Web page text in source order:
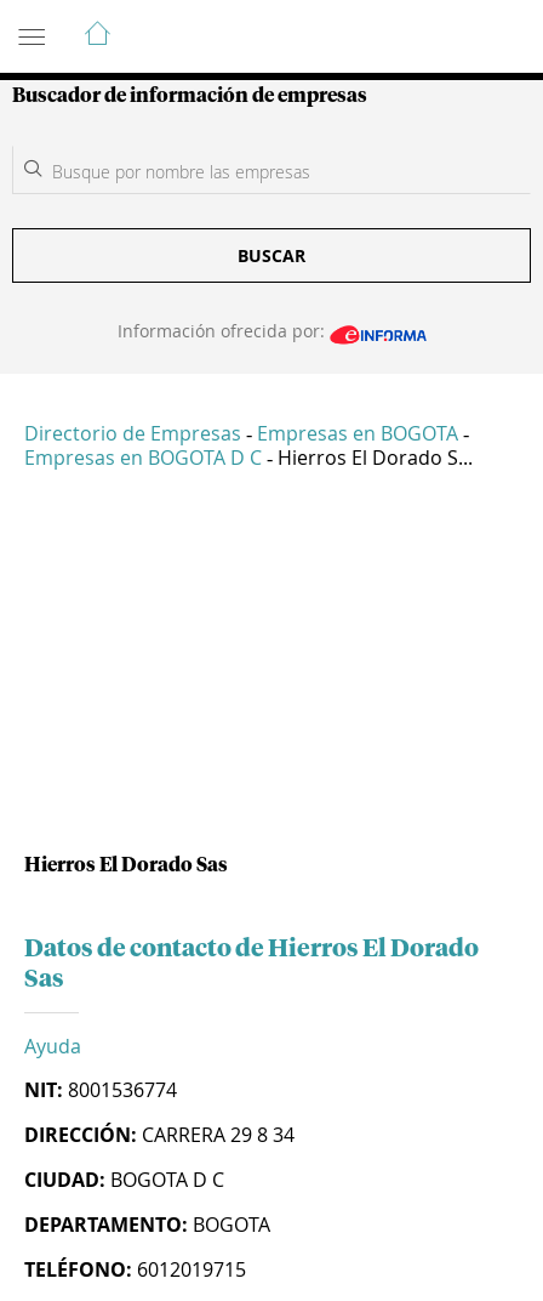
Guía de Empresas Colombianas
Buscador de información de empresas
BUSCAR
Información ofrecida por:
Directorio de Empresas - Empresas en BOGOTA -
Empresas en BOGOTA D C - Hierros El Dorado S...
Hierros El Dorado Sas
Datos de contacto de Hierros El Dorado
Sas
Ayuda
NIT: 8001536774
DIRECCIÓN: CARRERA 29 8 34
CIUDAD: BOGOTA D C
DEPARTAMENTO: BOGOTA
TELÉFONO: 6012019715